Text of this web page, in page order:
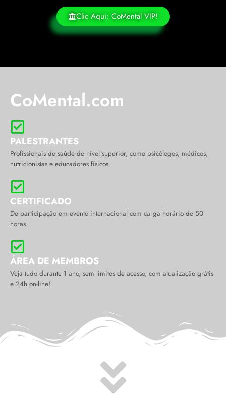
Clic Aqui: CoMental VIP!
CoMental.com
PALESTRANTES
Profissionais de saúde de nível superior, como psicólogos, médicos,
nutricionistas e educadores físicos.
CERTIFICADO
De participação em evento internacional com carga horário de 50
horas.
ÁREA DE MEMBROS
Veja tudo durante 1 ano, sem limites de acesso, com atualização grátis
e 24h on-line!